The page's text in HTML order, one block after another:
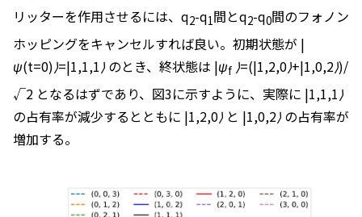
リッターを作用させるには、 q2-q1間とq2-q0間のフォノン
ホッピングをキャンセルすれば良い。初期状態が |
ψ(t=0)⟩=|1,1,1⟩ のとき、終状態は |ψf ⟩=(|1,2,0⟩+|1,0,2⟩)/
√2 となるはずであり、図3に示すように、実際に |1,1,1⟩
の占有率が減少するとともに |1,2,0⟩ と |1,0,2⟩ の占有率が
増加する。